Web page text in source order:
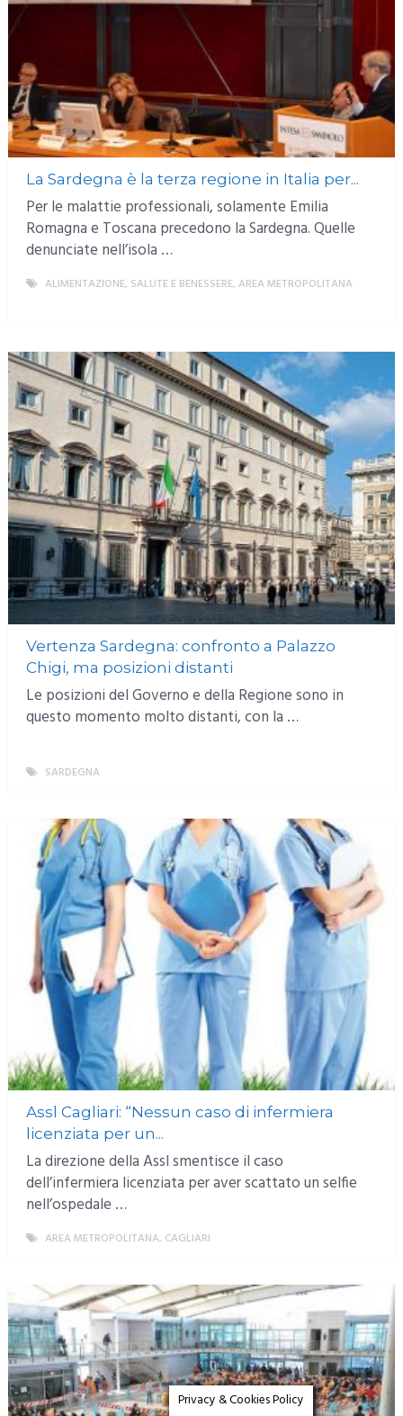
La Sardegna è la terza regione in Italia per...
Per le malattie professionali, solamente Emilia
Romagna e Toscana precedono la Sardegna. Quelle
denunciate nell’isola …
ALIMENTAZIONE, SALUTE E BENESSERE, AREA METROPOLITANA
Vertenza Sardegna: confronto a Palazzo
Chigi, ma posizioni distanti
Le posizioni del Governo e della Regione sono in
questo momento molto distanti, con la …
SARDEGNA
Assl Cagliari: “Nessun caso di infermiera
licenziata per un...
La direzione della Assl smentisce il caso
dell’infermiera licenziata per aver scattato un selfie
nell’ospedale …
AREA METROPOLITANA, CAGLIARI
Privacy & Cookies Policy